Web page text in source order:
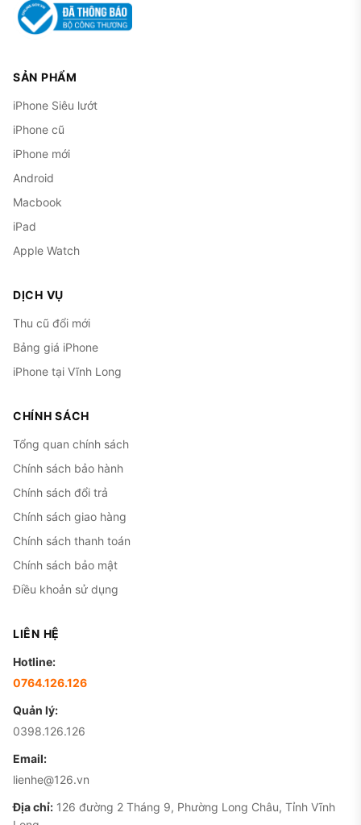
SẢN PHẨM
iPhone Siêu lướt
iPhone cũ
iPhone mới
Android
Macbook
iPad
Apple Watch
DỊCH VỤ
Thu cũ đổi mới
Bảng giá iPhone
iPhone tại Vĩnh Long
CHÍNH SÁCH
Tổng quan chính sách
Chính sách bảo hành
Chính sách đổi trả
Chính sách giao hàng
Chính sách thanh toán
Chính sách bảo mật
Điều khoản sử dụng
LIÊN HỆ
Hotline:
0764.126.126
Quản lý:
0398.126.126
Email:
lienhe@126.vn
Địa chỉ: 126 đường 2 Tháng 9, Phường Long Châu, Tỉnh Vĩnh